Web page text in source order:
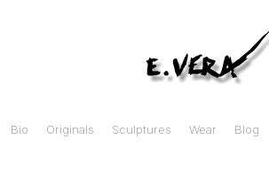
Bio Originals Sculptures Wear Blog